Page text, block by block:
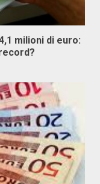
milioni di euro: